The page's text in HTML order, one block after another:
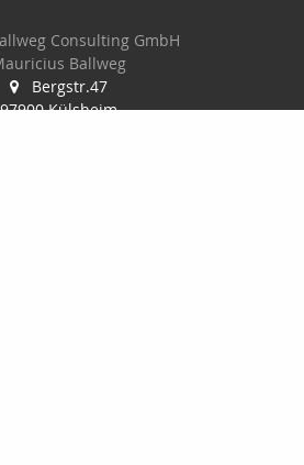
Consulting GmbH
Ballweg
Bergstr.47
97900 Külsheim